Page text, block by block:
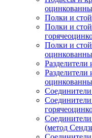
Полки и
Полки и
Полки и
Разделители
Разделители
Соединители
Соединители
(метод